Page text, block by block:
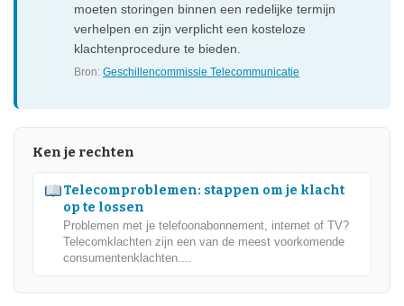
moeten storingen binnen een redelijke termijn
verhelpen en zijn verplicht een kosteloze
klachtenprocedure te bieden.
Bron:Geschillencommissie Telecommunicatie
Ken je rechten
Telecomproblemen: stappen om je klacht
op te lossen
Problemen met je telefoonabonnement, internet of TV?
Telecomklachten zijn een van de meest voorkomende
consumentenklachten....